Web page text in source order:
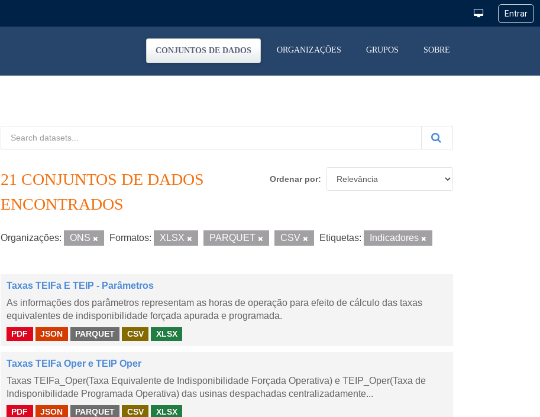
CONJUNTOS DE DADOS ORGANIZAÇÕES GRUPOS SOBRE
Ordenar por
21 CONJUNTOS DE DADOS
ENCONTRADOS
Organizações: ONS Formatos: XLSX PARQUET CSV Etiquetas: Indicadores
Taxas TEIFa E TEIP - Parâmetros
As informações dos parâmetros representam as horas de operação para efeito de cálculo das taxas
equivalentes de indisponibilidade forçada apurada e programada.
PDF JSON PARQUET CSV XLSX
Taxas TEIFa Oper e TEIP Oper
Taxas TEIFa_Oper(Taxa Equivalente de Indisponibilidade Forçada Operativa) e TEIP_Oper(Taxa de
Indisponibilidade Programada Operativa) das usinas despachadas centralizadamente...
PDF JSON PARQUET CSV XLSX